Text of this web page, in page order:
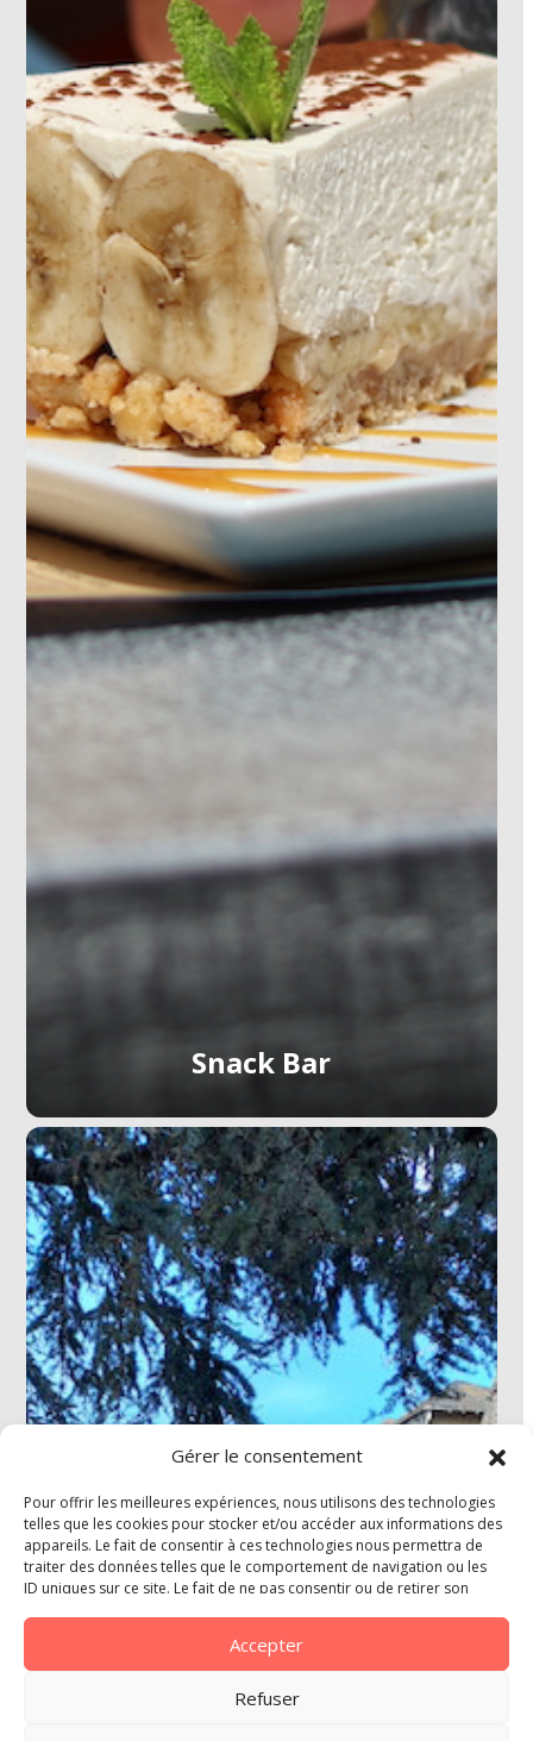
Gérer le consentement
Pour offrir les meilleures expériences, nous utilisons des technologies
telles que les cookies pour stocker et/ou accéder aux informations des
appareils. Le fait de consentir à ces technologies nous permettra de
traiter des données telles que le comportement de navigation ou les
ID uniques sur ce site. Le fait de ne pas consentir ou de retirer son
Accepter
Refuser
Snack Bar